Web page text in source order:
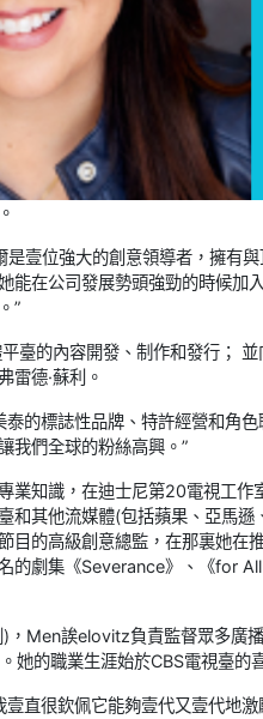
壹位強大的創意領導者，擁有
能在公司發展勢頭強勁的時候加
”
臺的內容開發、制作和發行；
雷德·蘇利。
的標誌性品牌、特許經營和角
我們全球的粉絲高興。”
業知識，在迪士尼第20電視工
和其他流媒體(包括蘋果、亞馬
目的高級創意總監，在那裏她
的劇集《Severance》、《for
Men誒elovitz負責監督眾多廣
她的職業生涯始於CBS電視臺的
直很欽佩它能夠壹代又壹代地